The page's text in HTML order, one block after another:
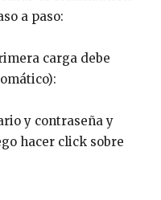
a paso:
carga debe
y contraseña y
hacer click sobre